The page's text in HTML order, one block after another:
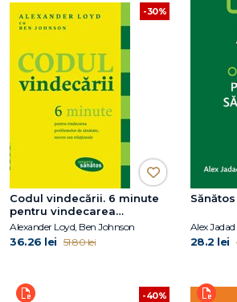
-30%
Codul vindecării. 6 minute
pentru vindecarea
problemelor de sănătate,
succes sau relaţionale
Alexander Loyd, Ben Johnson
36.26 lei 51.80 lei 28.2 lei
-40%